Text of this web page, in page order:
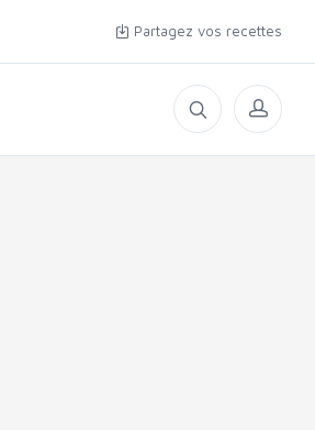
Partagez vos recettes